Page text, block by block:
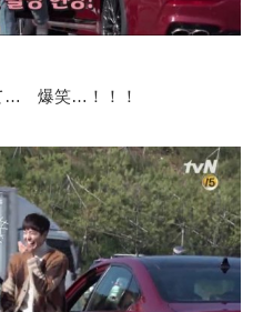
… 爆笑…！！！